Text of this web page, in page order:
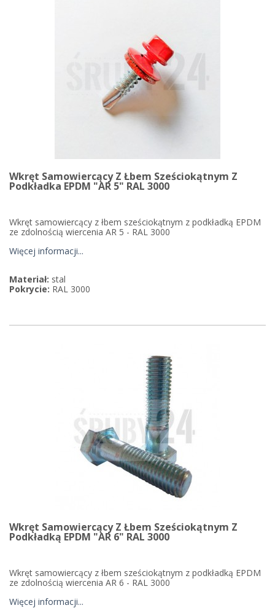
Wkręt Samowiercący Z Łbem Sześciokątnym Z
Podkładka EPDM "AR 5" RAL 3000
Wkręt samowiercący z łbem sześciokątnym z podkładką EPDM
ze zdolnością wiercenia AR 5 - RAL 3000
Więcej informacji...
Materiał: stal
Pokrycie: RAL 3000
Wkręt Samowiercący Z Łbem Sześciokątnym Z
Podkładką EPDM "AR 6" RAL 3000
Wkręt samowiercący z łbem sześciokątnym z podkładką EPDM
ze zdolnością wiercenia AR 6 - RAL 3000
Więcej informacji...